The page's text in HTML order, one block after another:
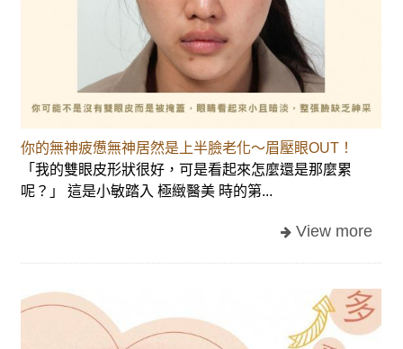
你的無神疲憊無神居然是上半臉老化～眉壓眼OUT！
「我的雙眼皮形狀很好，可是看起來怎麼還是那麼累
呢？」 這是小敏踏入 極緻醫美 時的第...